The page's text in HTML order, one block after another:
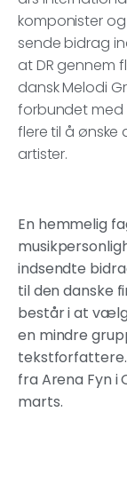
komponister
sende bidrag
at DR gennem
dansk Melodi
forbundet med
flere til å ønske
artister.
En hemmelig
indsendte
til den danske
består i at
en mindre
tekstforfattere.
fra Arena Fyn i
marts.